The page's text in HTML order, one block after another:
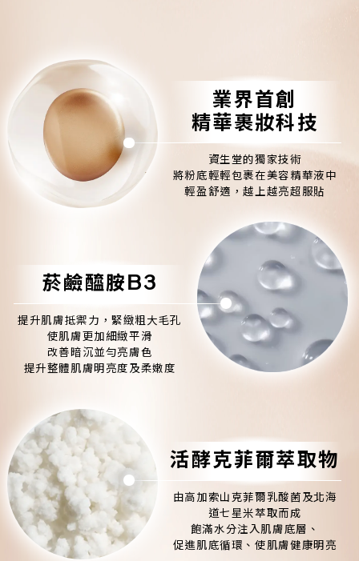
業界首創
精華裹妝科技
資生堂的獨家技術
將粉底輕輕包裹在美容精華液中
輕盈舒適，越上越亮超服貼
菸鹼醯胺B3
提升肌膚抵禦力，緊緻粗大毛孔
使肌膚更加細緻平滑
改善暗沉並勻亮膚色
提升整體肌膚明亮度及柔嫩度
活酵克菲爾萃取物
由高加索山克菲爾乳酸菌及北海
道七星米萃取而成
飽滿水分注入肌膚底層、
促進肌底循環、使肌膚健康明亮